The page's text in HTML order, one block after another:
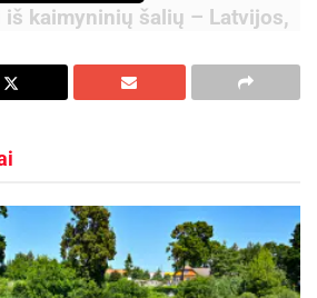
kaimyninių šalių – Latvijos,
Ispanijos, Švedijos,
privačios ekskursijos bei
ekskursijų ir edukacijų
Ekskursijose ir